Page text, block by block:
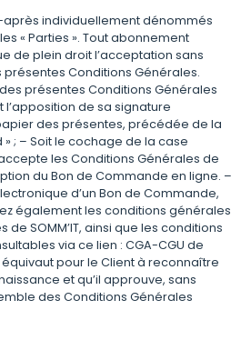
après individuellement dénommés
« Parties ». Tout abonnement
de plein droit l’acceptation sans
Conditions Générales.
présentes Conditions Générales
de sa signature
des présentes, précédée de la
; – Soit le cochage de la case
les Conditions Générales de
du Bon de Commande en ligne. –
d’un Bon de Commande,
également les conditions générales
de SOMM’IT, ainsi que les conditions
via ce lien : CGA-CGU de
équivaut pour le Client à reconnaître
et qu’il approuve, sans
des Conditions Générales